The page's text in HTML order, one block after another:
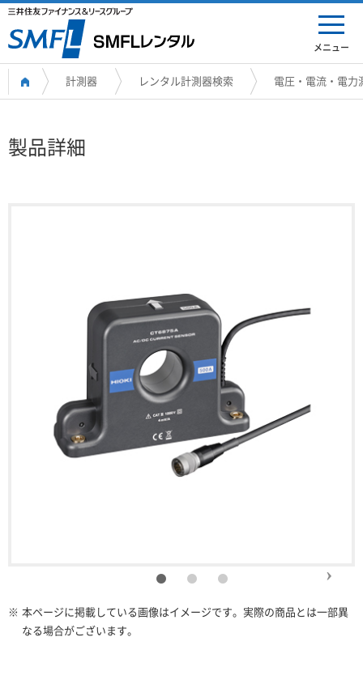
メニュー
計測器 レンタル計測器検索 電圧・電流・電力
製品詳細
※ 本ページに掲載している画像はイメージです。実際の商品とは一部異
なる場合がございます。